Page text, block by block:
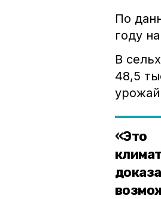
По
году
В
48,5
«Это